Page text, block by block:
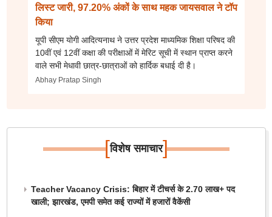
लिस्ट जारी, 97.20% अंकों के साथ महक जायसवाल ने टॉप
किया
यूपी सीएम योगी आदित्यनाथ ने उत्तर प्रदेश माध्यमिक शिक्षा परिषद की
10वीं एवं 12वीं कक्षा की परीक्षाओं में मेरिट सूची में स्थान प्राप्त करने
वाले सभी मेधावी छात्र-छात्राओं को हार्दिक बधाई दी है।
Abhay Pratap Singh
[विशेष समाचार]
Teacher Vacancy Crisis: बिहार में टीचर्स के 2.70 लाख+ पद
खाली; झारखंड, एमपी समेत कई राज्यों में हजारों वैकेंसी